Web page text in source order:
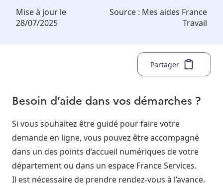
Mise à jour le
28/07/2025
Source : Mes aides France
Travail
Partager
Besoin d’aide dans vos démarches ?
Si vous souhaitez être guidé pour faire votre
demande en ligne, vous pouvez être accompagné
dans un des points d’accueil numériques de votre
département ou dans un espace France Services.
Il est nécessaire de prendre rendez-vous à l’avance.